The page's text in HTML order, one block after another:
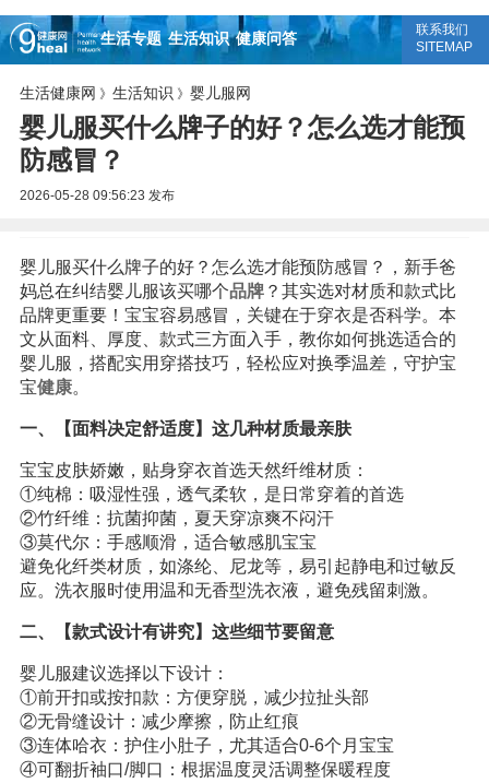
生活专题 生活知识 健康问答
联系我们
SITEMAP
生活健康网 》 生活知识 》 婴儿服网
婴儿服买什么牌子的好？怎么选才能预
防感冒？
2026-05-28 09:56:23 发布
婴儿服买什么牌子的好？怎么选才能预防感冒？，新手爸
妈总在纠结婴儿服该买哪个品牌？其实选对材质和款式比
品牌更重要！宝宝容易感冒，关键在于穿衣是否科学。本
文从面料、厚度、款式三方面入手，教你如何挑选适合的
婴儿服，搭配实用穿搭技巧，轻松应对换季温差，守护宝
宝健康。
一、【面料决定舒适度】这几种材质最亲肤
宝宝皮肤娇嫩，贴身穿衣首选天然纤维材质：
①纯棉：吸湿性强，透气柔软，是日常穿着的首选
②竹纤维：抗菌抑菌，夏天穿凉爽不闷汗
③莫代尔：手感顺滑，适合敏感肌宝宝
避免化纤类材质，如涤纶、尼龙等，易引起静电和过敏反
应。洗衣服时使用温和无香型洗衣液，避免残留刺激。
二、【款式设计有讲究】这些细节要留意
婴儿服建议选择以下设计：
①前开扣或按扣款：方便穿脱，减少拉扯头部
②无骨缝设计：减少摩擦，防止红痕
③连体哈衣：护住小肚子，尤其适合0-6个月宝宝
④可翻折袖口/脚口：根据温度灵活调整保暖程度